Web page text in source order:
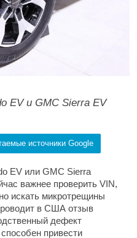
EV и GMC Sierra EV
источники Google
EV или GMC Sierra
важнее проверить VIN,
искать микротрещины
в США отзыв
дефект
привести